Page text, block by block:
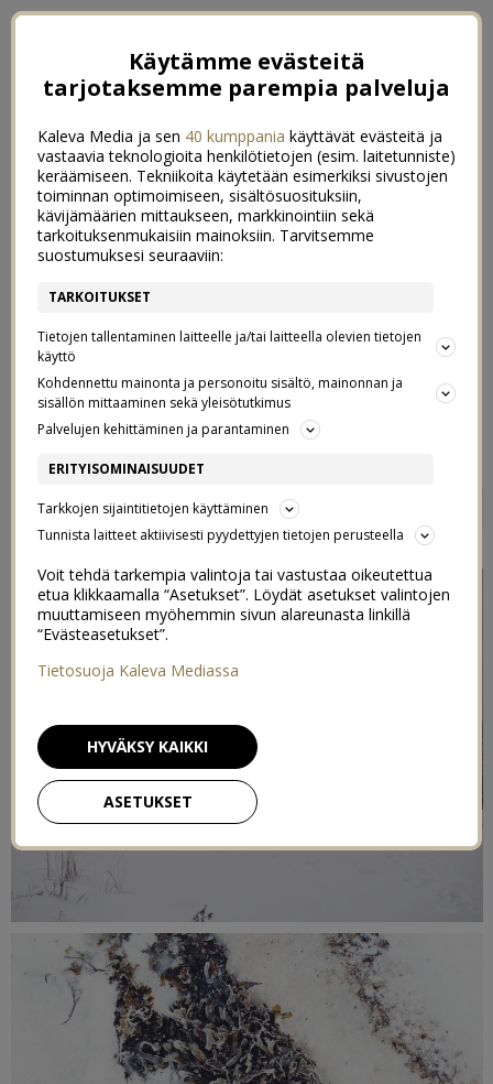
MALTILLISET JOULUJÄRJESTELYT
BEST 9 – TARINAT KUVIEN TAKANA
JUL I HANGÖ
27/12/2018
Käytämme evästeitä
tarjotaksemme parempia palveluja
Kaleva Media ja sen 40 kumppania käyttävät evästeitä ja
vastaavia teknologioita henkilötietojen (esim. laitetunniste)
keräämiseen. Tekniikoita käytetään esimerkiksi sivustojen
toiminnan optimoimiseen, sisältösuosituksiin,
kävijämäärien mittaukseen, markkinointiin sekä
tarkoituksenmukaisiin mainoksiin. Tarvitsemme
suostumuksesi seuraaviin:
TARKOITUKSET
Tietojen tallentaminen laitteelle ja/tai laitteella olevien tietojen
käyttö
Kohdennettu mainonta ja personoitu sisältö, mainonnan ja
sisällön mittaaminen sekä yleisötutkimus
Palvelujen kehittäminen ja parantaminen
ERITYISOMINAISUUDET
Tarkkojen sijaintitietojen käyttäminen
Tunnista laitteet aktiivisesti pyydettyjen tietojen perusteella
Voit tehdä tarkempia valintoja tai vastustaa oikeutettua
etua klikkaamalla “Asetukset”. Löydät asetukset valintojen
muuttamiseen myöhemmin sivun alareunasta linkillä
“Evästeasetukset”.
Tietosuoja Kaleva Mediassa
ASETUKSET
HYVÄKSY KAIKKI